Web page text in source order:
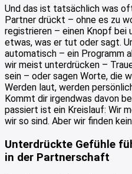
Und das ist tatsächlich was
Partner drückt – ohne es zu
registrieren – einen Knopf bei
etwas, was er tut oder sagt.
automatisch – ein Programm
wir meist unterdrücken –
sein – oder sagen Worte, die
Werden laut, werden
Kommt dir irgendwas davon
passiert ist ein Kreislauf: Wir
wir so sind. Aber wir finden
Unterdrückte Gefühle
in der Partnerschaft